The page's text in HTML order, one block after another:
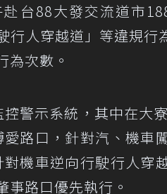
台88大發交流道市
行人穿越道」等違規
為次數。
警示系統，其中在大
路口，針對汽、機車
機車逆向行駛行人穿
事路口優先執行。